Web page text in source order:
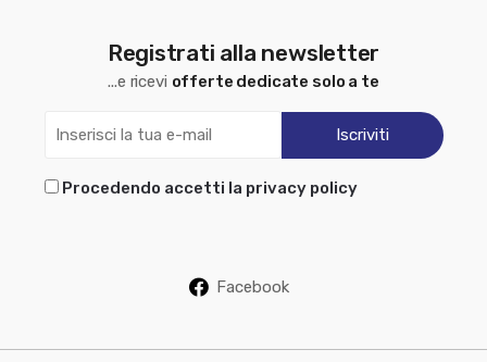
Registrati alla newsletter
...e ricevi offerte dedicate solo a te
Procedendo accetti la privacy policy
Facebook